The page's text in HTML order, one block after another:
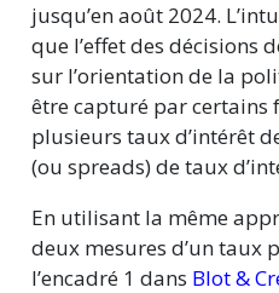
jusqu’en août 2024.
que l’effet des décisions
sur l’orientation de la
être capturé par certains
plusieurs taux d’intérêt
(ou spreads) de taux
En utilisant la même
deux mesures d’un taux
l’encadré 1 dans Blot &